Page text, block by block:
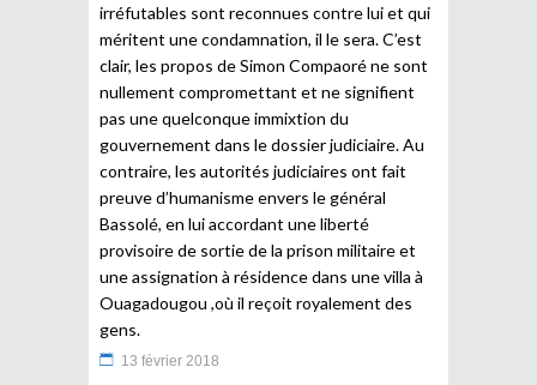
irréfutables sont reconnues contre lui et qui
méritent une condamnation, il le sera. C’est
clair, les propos de Simon Compaoré ne sont
nullement compromettant et ne signifient
pas une quelconque immixtion du
gouvernement dans le dossier judiciaire. Au
contraire, les autorités judiciaires ont fait
preuve d’humanisme envers le général
Bassolé, en lui accordant une liberté
provisoire de sortie de la prison militaire et
une assignation à résidence dans une villa à
Ouagadougou ,où il reçoit royalement des
gens.
13 février 2018